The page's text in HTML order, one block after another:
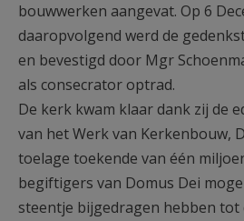
bouwwerken aangevat. Op 6
daaropvolgend werd de
en bevestigd door Mgr
als consecrator optrad.
De kerk kwam klaar dank zij de
van het Werk van Kerkenbouw,
toelage toekende van één
begiftigers van Domus Dei
steentje bijgedragen hebben tot